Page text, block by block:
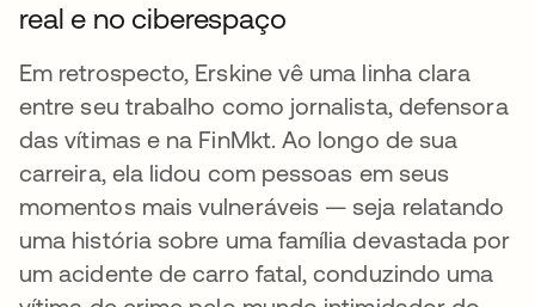
real e no ciberespaço
Em retrospecto, Erskine vê uma linha clara
entre seu trabalho como jornalista, defensora
das vítimas e na FinMkt. Ao longo de sua
carreira, ela lidou com pessoas em seus
momentos mais vulneráveis — seja relatando
uma história sobre uma família devastada por
um acidente de carro fatal, conduzindo uma